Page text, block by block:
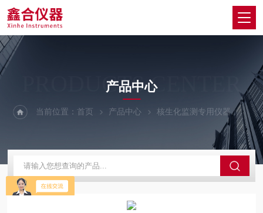
PRODUCTS CENTER
产品中心
当前位置：首页 产品中心 核生化监测专用仪器 空